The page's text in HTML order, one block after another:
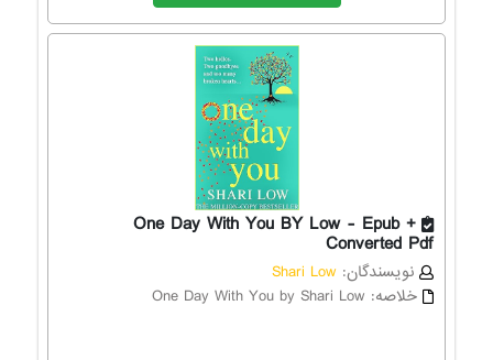
One Day With You BY Low - Epub +
Converted Pdf
نویسندگان: Shari Low
خلاصه: One Day With You by Shari Low